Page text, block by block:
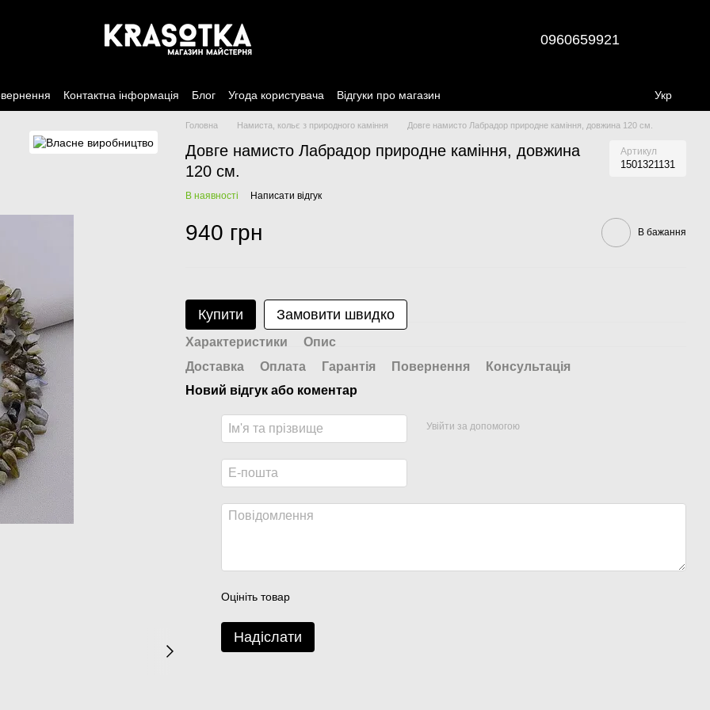
0960659921
Контактна інформація Блог Угода користувача Відгуки про магазин Укр
Головна Намиста, кольє з природного каміння Довге намисто Лабрадор природне каміння, довжина 120 см.
Довге намисто Лабрадор природне каміння, довжина
120 см.
Артикул
1501321131
В наявності Написати відгук
940 грн В бажання
Купити Замовити швидко
Характеристики
Опис
Доставка
Оплата Гарантія Повернення
Консультація
Новий відгук або коментар
Увійти за допомогою
Оцініть товар
Надіслати